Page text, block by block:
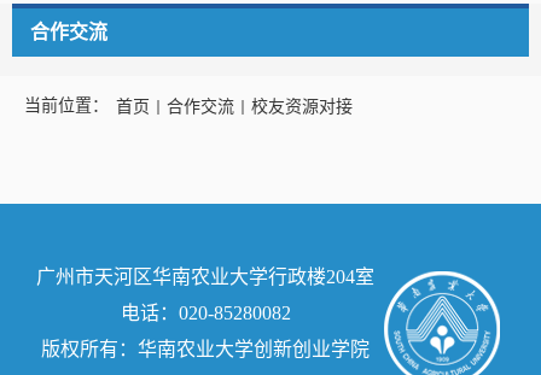
合作交流
当前位置： 首页 合作交流 校友资源对接
广州市天河区华南农业大学行政楼204室
电话：020-85280082
版权所有：华南农业大学创新创业学院